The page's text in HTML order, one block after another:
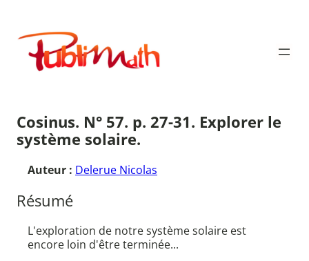
contenu
Publimath
Cosinus. N° 57. p. 27-31. Explorer le
système solaire.
Auteur : Delerue Nicolas
Résumé
L'exploration de notre système solaire est
encore loin d'être terminée...